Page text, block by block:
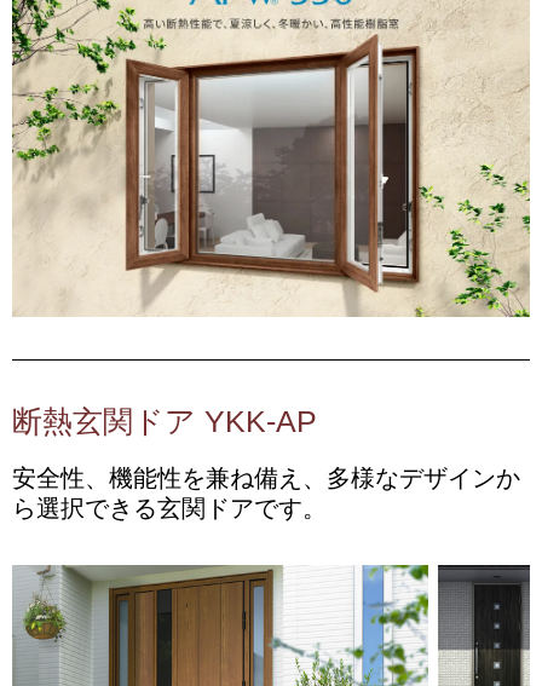
断熱玄関ドア YKK-AP
安全性、機能性を兼ね備え、多様なデザインか
ら選択できる玄関ドアです。